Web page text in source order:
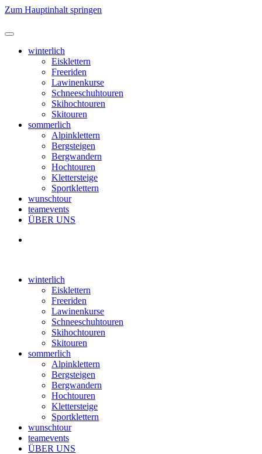
Zum Hauptinhalt springen
winterlich
Eisklettern
Freeriden
Lawinenkurse
Schneeschuhtouren
Skihochtouren
Skitouren
sommerlich
Alpinklettern
Bergsteigen
Bergwandern
Hochtouren
Klettersteige
Sportklettern
wunschtour
teamevents
ÜBER UNS
winterlich
Eisklettern
Freeriden
Lawinenkurse
Schneeschuhtouren
Skihochtouren
Skitouren
sommerlich
Alpinklettern
Bergsteigen
Bergwandern
Hochtouren
Klettersteige
Sportklettern
wunschtour
teamevents
ÜBER UNS